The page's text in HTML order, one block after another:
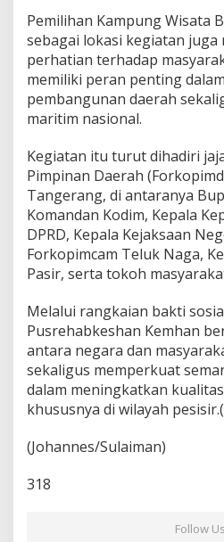
Pemilihan Kampung Wisata
sebagai lokasi kegiatan juga
perhatian terhadap
memiliki peran penting
pembangunan daerah
maritim nasional.
Kegiatan itu turut dihadiri
Pimpinan Daerah
Tangerang, di antaranya
Komandan Kodim, Kepala
DPRD, Kepala Kejaksaan
Forkopimcam Teluk Naga,
Pasir, serta tokoh
Melalui rangkaian bakti
Pusrehabkeshan Kemhan
antara negara dan
sekaligus memperkuat
dalam meningkatkan
khususnya di wilayah
(Johannes/Sulaiman)
318
Follow Us